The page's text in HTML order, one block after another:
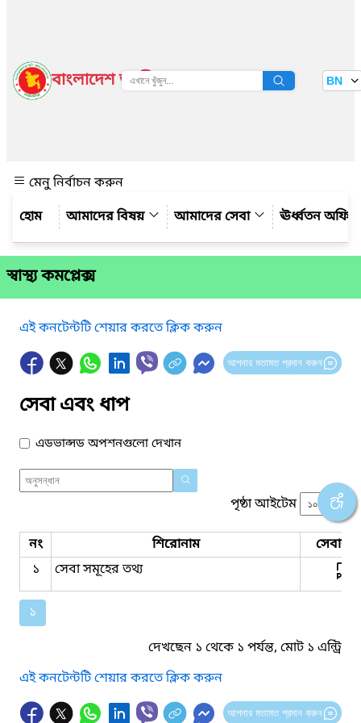
বাংলাদেশ জাতীয় তথ্য বাতায়ন BN
মেনু নির্বাচন করুন
আমাদের বিষয়
আমাদের সেবা ঊর্ধ্বতন অফিস
স্বাস্থ্য কমপ্লেক্স
এই কনটেন্টটি শেয়ার করতে ক্লিক করুন
আপনার মতামত প্রদান করুন
সেবা এবং ধাপ
এডভান্সড অপশনগুলো দেখান
পৃষ্ঠা আইটেম
নং শিরোনাম
সেবার
১
সেবা সমূহের তথ‌্য
১
দেখছেন ১ থেকে ১ পর্যন্ত, মোট ১ এন্ট্রি
এই কনটেন্টটি শেয়ার করতে ক্লিক করুন
আপনার মতামত প্রদান করুন